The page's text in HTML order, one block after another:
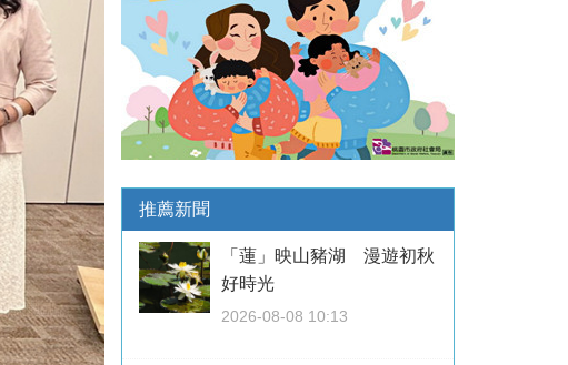
推薦新聞
「蓮」映山豬湖 漫遊初秋
好時光
2026-08-08 10:13